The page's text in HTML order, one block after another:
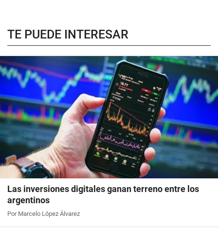
TE PUEDE INTERESAR
Las inversiones digitales ganan terreno entre los
argentinos
Por Marcelo López Álvarez